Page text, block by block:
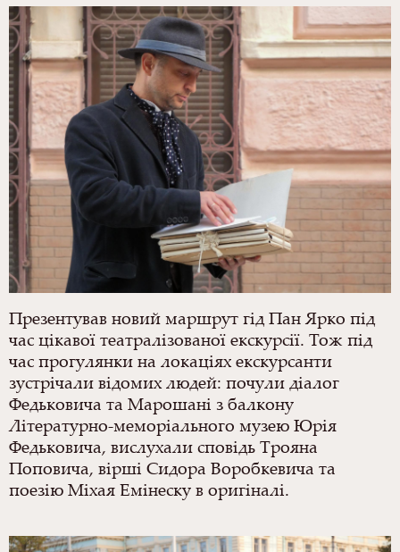
Презентував новий маршрут гід Пан Ярко під
час цікавої театралізованої екскурсії. Тож під
час прогулянки на локаціях екскурсанти
зустрічали відомих людей: почули діалог
Федьковича та Марошані з балкону
Літературно-меморіального музею Юрія
Федьковича, вислухали сповідь Трояна
Поповича, вірші Сидора Воробкевича та
поезію Міхая Емінеску в оригіналі.